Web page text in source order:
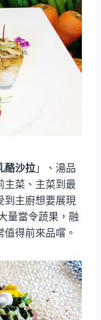
酪沙拉 」、湯品
主菜、主菜到最
到主廚想要展現
量當令蔬果，融
得前來品嚐。